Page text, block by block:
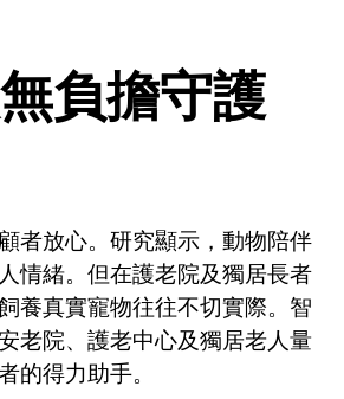
負擔守護
者放心。研究顯示，動物陪伴
情緒。但在護老院及獨居長者
養真實寵物往往不切實際。智
老院、護老中心及獨居老人量
的得力助手。